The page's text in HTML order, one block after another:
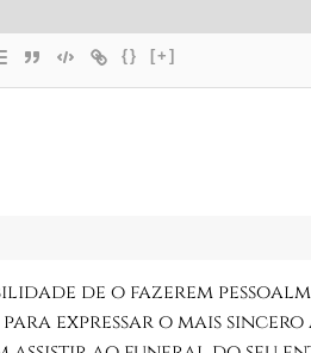
{} [+]
de o fazerem
para expressar o mais